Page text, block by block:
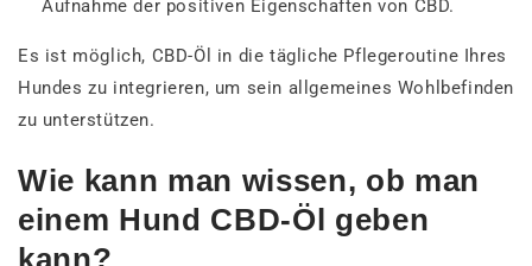
Aufnahme der positiven Eigenschaften von CBD.
Es ist möglich, CBD-Öl in die tägliche Pflegeroutine Ihres
Hundes zu integrieren, um sein allgemeines Wohlbefinden
zu unterstützen.
Wie kann man wissen, ob man
einem Hund CBD-Öl geben